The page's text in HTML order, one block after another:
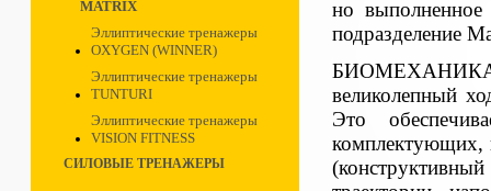
MATRIX
Эллиптические тренажеры
OXYGEN (WINNER)
Эллиптические тренажеры
TUNTURI
Эллиптические тренажеры
VISION FITNESS
СИЛОВЫЕ ТРЕНАЖЕРЫ
но
подразделение
БИОМЕХАНИКА.
великолепный
Это
комплектующих,